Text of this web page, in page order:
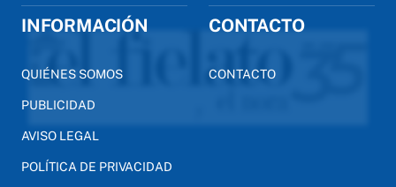
INFORMACIÓN
QUIÉNES SOMOS
PUBLICIDAD
AVISO LEGAL
POLÍTICA DE PRIVACIDAD
CONTACTO
CONTACTO